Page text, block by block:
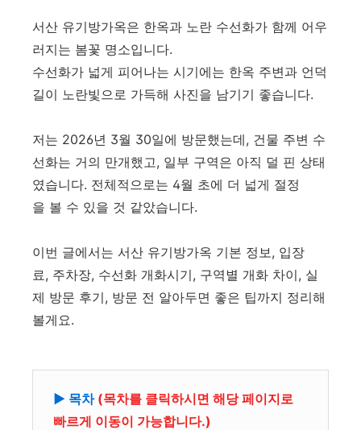
서산 유기방가옥은 한옥과 노란 수선화가 함께 어우
러지는 봄꽃 명소입니다.
수선화가 넓게 피어나는 시기에는 한옥 주변과 언덕
길이 노란빛으로 가득해 사진을 남기기 좋습니다.
저는 2026년 3월 30일에 방문했는데, 건물 주변 수
선화는 거의 만개했고, 일부 구역은 아직 덜 핀 상태
였습니다. 전체적으로는 4월 초에 더 넓게 절정
을 볼 수 있을 것 같았습니다.
이번 글에서는 서산 유기방가옥 기본 정보, 입장
료, 주차장, 수선화 개화시기, 구역별 개화 차이, 실
제 방문 후기, 방문 전 알아두면 좋은 팁까지 정리해
볼게요.
▶ 목차 (목차를 클릭하시면 해당 페이지로
빠르게 이동이 가능합니다.)